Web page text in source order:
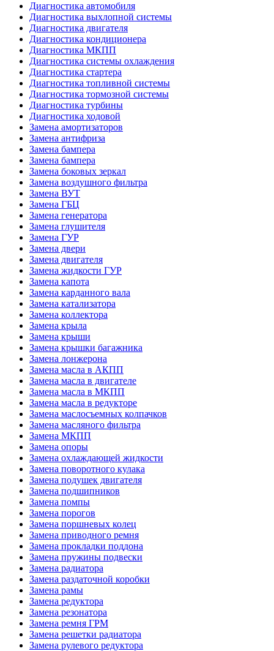
Диагностика автомобиля
Диагностика выхлопной системы
Диагностика двигателя
Диагностика кондиционера
Диагностика МКПП
Диагностика системы охлаждения
Диагностика стартера
Диагностика топливной системы
Диагностика тормозной системы
Диагностика турбины
Диагностика ходовой
Замена амортизаторов
Замена антифриза
Замена бампера
Замена бампера
Замена боковых зеркал
Замена воздушного фильтра
Замена ВУТ
Замена ГБЦ
Замена генератора
Замена глушителя
Замена ГУР
Замена двери
Замена двигателя
Замена жидкости ГУР
Замена капота
Замена карданного вала
Замена катализатора
Замена коллектора
Замена крыла
Замена крыши
Замена крышки багажника
Замена лонжерона
Замена масла в АКПП
Замена масла в двигателе
Замена масла в МКПП
Замена масла в редукторе
Замена маслосъемных колпачков
Замена масляного фильтра
Замена МКПП
Замена опоры
Замена охлаждающей жидкости
Замена поворотного кулака
Замена подушек двигателя
Замена подшипников
Замена помпы
Замена порогов
Замена поршневых колец
Замена приводного ремня
Замена прокладки поддона
Замена пружины подвески
Замена радиатора
Замена раздаточной коробки
Замена рамы
Замена редуктора
Замена резонатора
Замена ремня ГРМ
Замена решетки радиатора
Замена рулевого редуктора